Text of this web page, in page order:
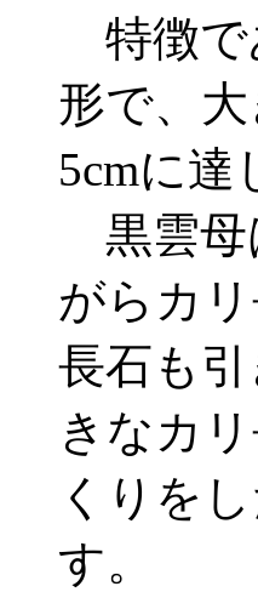
特徴で
形で、
5cmに達
黒雲母
がらカ
長石も
きなカ
くりを
す。